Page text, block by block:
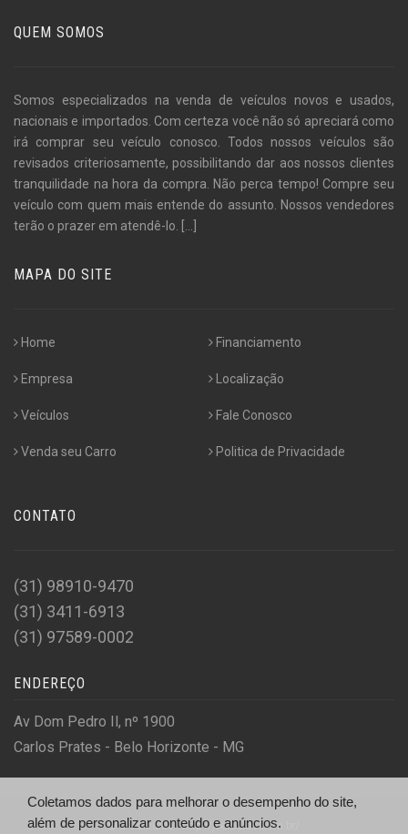
QUEM SOMOS
Somos especializados na venda de veículos novos e usados,
nacionais e importados. Com certeza você não só apreciará como
irá comprar seu veículo conosco. Todos nossos veículos são
revisados criteriosamente, possibilitando dar aos nossos clientes
tranquilidade na hora da compra. Não perca tempo! Compre seu
veículo com quem mais entende do assunto. Nossos vendedores
terão o prazer em atendê-lo. [...]
MAPA DO SITE
Home
Empresa
Veículos
Venda seu Carro
Financiamento
Localização
Fale Conosco
Politica de Privacidade
CONTATO
(31) 98910-9470
(31) 3411-6913
(31) 97589-0002
ENDEREÇO
Av Dom Pedro Il, nº 1900
Carlos Prates - Belo Horizonte - MG
© J Veiculos - http://jveiculos.com.br/
Coletamos dados para melhorar o desempenho do site,
além de personalizar conteúdo e anúncios.